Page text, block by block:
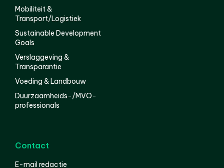
Mobiliteit &
Transport/Logistiek
Sustainable Development
Goals
Verslaggeving &
Transparantie
Voeding & Landbouw
Duurzaamheids-/MVO-
professionals
Contact
E-mail redactie